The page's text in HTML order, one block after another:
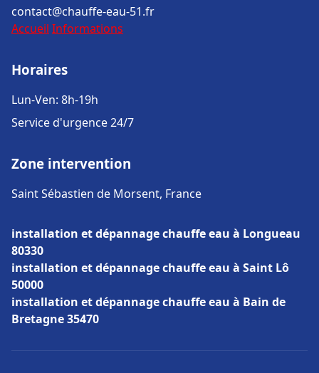
contact@chauffe-eau-51.fr
Accueil Informations
Horaires
Lun-Ven: 8h-19h
Service d'urgence 24/7
Zone intervention
Saint Sébastien de Morsent, France
installation et dépannage chauffe eau à Longueau
80330
installation et dépannage chauffe eau à Saint Lô
50000
installation et dépannage chauffe eau à Bain de
Bretagne 35470